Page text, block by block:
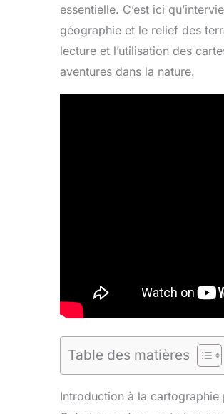
essentielle. C’est ici
géographie et le relief des
lecture et l’utilisation des
aventures dans la nature.
Table des matières
Introduction à la cartographie